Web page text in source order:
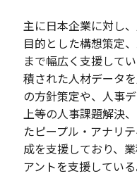
主に日本企業に対し
目的とした構想策定
まで幅広く支援して
積された人材データ
の方針策定や、人事
上等の人事課題解決
たピープル・アナリ
成を支援しており、
アントを支援している